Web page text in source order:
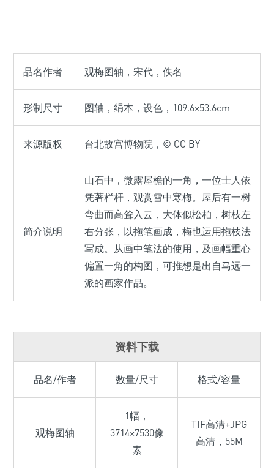
品名作者 观梅图轴，宋代，佚名
形制尺寸 图轴，绢本，设色，109.6×53.6cm
来源版权 台北故宫博物院，© CC BY
简介说明
山石中，微露屋檐的一角，一位士人依
凭著栏杆，观赏雪中寒梅。屋后有一树
弯曲而高耸入云，大体似松柏，树枝左
右分张，以拖笔画成，梅也运用拖枝法
写成。从画中笔法的使用，及画幅重心
偏置一角的构图，可推想是出自马远一
派的画家作品。
资料下载
品名/作者 数量/尺寸 格式/容量
观梅图轴
1幅，
3714×7530像
素
TIF高清+JPG
高清，55M